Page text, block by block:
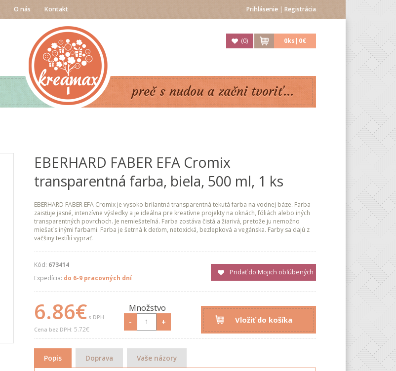
Prihlásenie | Registrácia
O nás Kontakt
(0) 0ks| 0€
preč s nudou a začni tvoriť...
EBERHARD FABER EFA Cromix
transparentná farba, biela, 500 ml, 1 ks
EBERHARD FABER EFA Cromix je vysoko brilantná transparentná tekutá farba na vodnej báze. Farba
zaisťuje jasné, intenzívne výsledky a je ideálna pre kreatívne projekty na oknách, fóliách alebo iných
transparentných povrchoch. Je nemiešateľná. Farba zostáva čistá a žiarivá, pretože ju nemožno
miešať s inými farbami. Farba je šetrná k deťom, netoxická, bezlepková a vegánska. Farby sa dajú z
väčšiny textílií vyprať.
Kód: 673414
Expedícia: do 6-9 pracovných dní
Pridať do Mojich obľúbených
6.86€ s DPH
Cena bez DPH: 5.72€
Množstvo
- + Vložiť do košíka
Popis Doprava Vaše názory